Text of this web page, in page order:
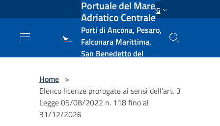
Salta al contenuto principale ENG
Portuale del Mare
Adriatico Centrale
Porti di Ancona, Pesaro,
Falconara Marittima,
San Benedetto del
Home >
Elenco licenze prorogate ai sensi dell’art. 3
Legge 05/08/2022 n. 118 fino al
31/12/2026